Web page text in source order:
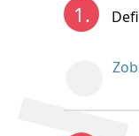
1.